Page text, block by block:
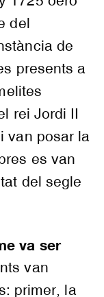
del
de
presents a
rei Jordi II
van posar la
es van
del segle
va ser
van
primer, la